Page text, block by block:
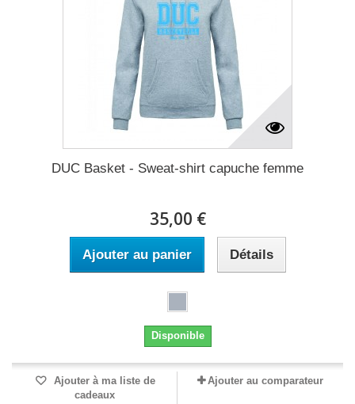
DUC Basket - Sweat-shirt capuche femme
35,00 €
Ajouter au panier Détails
Disponible
Ajouter à ma liste de
cadeaux
Ajouter au comparateur